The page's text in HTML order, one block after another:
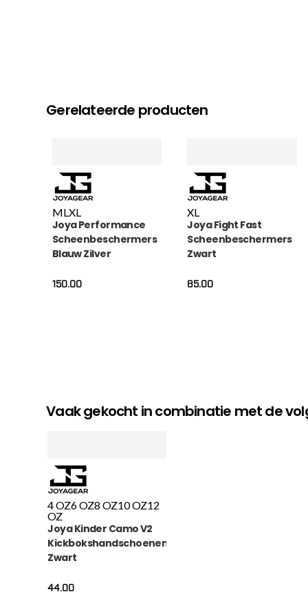
Gerelateerde producten
MLXL
Joya Performance
Scheenbeschermers
Blauw Zilver
150.00
XL
Joya Fight Fast
Scheenbeschermers
Zwart
85.00
Vaak gekocht in combinatie met de
4 OZ6 OZ8 OZ10 OZ12
OZ
Joya Kinder Camo V2
Kickbokshandschoenen
Zwart
44.00